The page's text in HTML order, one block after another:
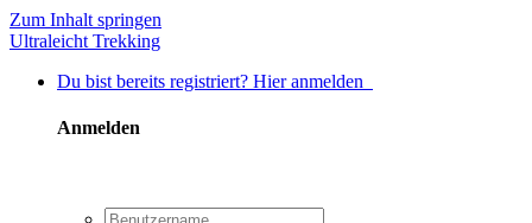
Zum Inhalt springen
Ultraleicht Trekking
Du bist bereits registriert? Hier anmelden
Anmelden